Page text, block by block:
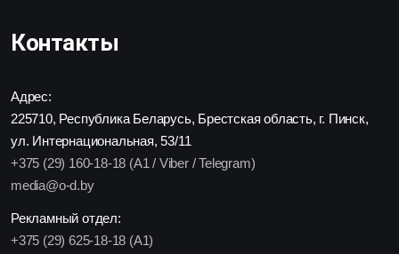
Контакты
Адрес:
225710, Республика Беларусь, Брестская область, г. Пинск,
ул. Интернациональная, 53/11
+375 (29) 160-18-18 (A1 / Viber / Telegram)
media@o-d.by
Рекламный отдел:
+375 (29) 625-18-18 (A1)